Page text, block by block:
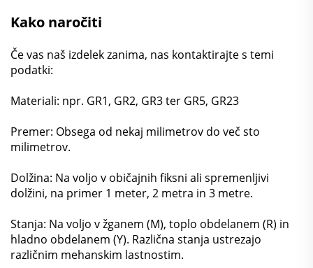
Kako naročiti
Če vas naš izdelek zanima, nas kontaktirajte s temi
podatki:
Materiali: npr. GR1, GR2, GR3 ter GR5, GR23
Premer: Obsega od nekaj milimetrov do več sto
milimetrov.
Dolžina: Na voljo v običajnih fiksni ali spremenljivi
dolžini, na primer 1 meter, 2 metra in 3 metre.
Stanja: Na voljo v žganem (M), toplo obdelanem (R) in
hladno obdelanem (Y). Različna stanja ustrezajo
različnim mehanskim lastnostim.